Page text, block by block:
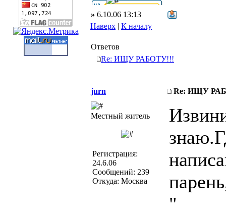
» 6.10.06 13:13
Наверх | К началу
Ответов
Re: ИЩУ РАБОТУ!!!
jurn Re: ИЩУ
Местный житель
Регистрация:
24.6.06
Сообщений: 239
Откуда: Москва
"